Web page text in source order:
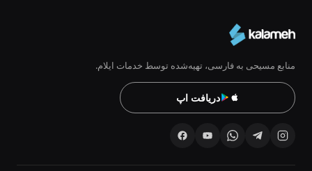
منابع مسیحی به فارسی، تهیه‌شده توسط خدمات ایلام.
دریافت اپ